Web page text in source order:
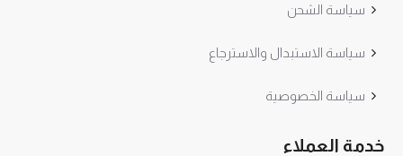
سياسة الشحن
سياسة الاستبدال والاسترجاع
سياسة الخصوصية
خدمة العملاء